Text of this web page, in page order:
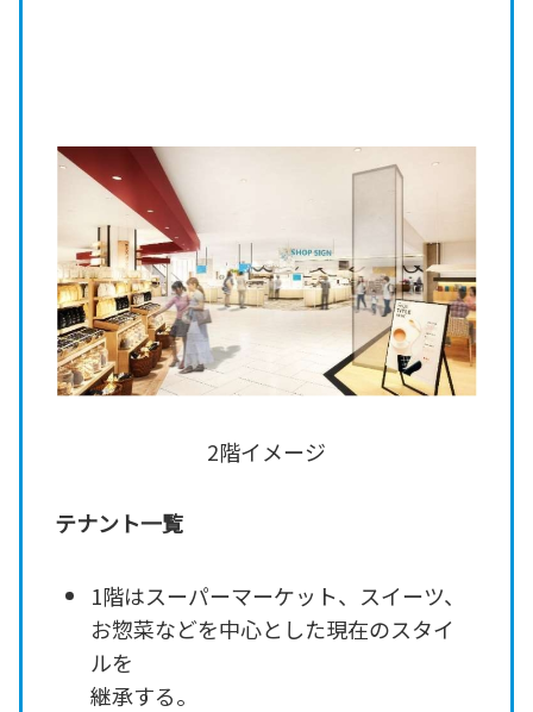
2階イメージ
テナント一覧
1階はスーパーマーケット、スイーツ、
お惣菜などを中心とした現在のスタイ
ルを
継承する。